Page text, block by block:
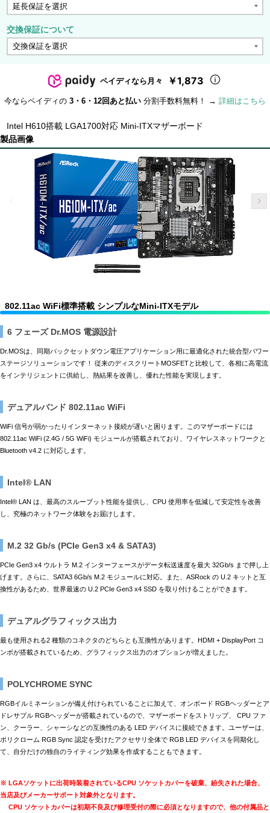
交換保証について
ペイディなら月々 ￥1,873
今ならペイディの 3・6・12回あと払い 分割手数料無料！ → 詳細はこちら
Intel H610搭載 LGA1700対応 Mini-ITXマザーボード
製品画像
802.11ac WiFi標準搭載 シンプルなMini-ITXモデル
6 フェーズ Dr.MOS 電源設計
Dr.MOSは、同期バックセットダウン電圧アプリケーション用に最適化された統合型パワー
ステージソリューションです！ 従来のディスクリートMOSFETと比較して、各相に高電流
をインテリジェントに供給し、熱結果を改善し、優れた性能を実現します。
デュアルバンド 802.11ac WiFi
WiFi 信号が弱かったりインターネット接続が遅いと困ります。このマザーボードには
802.11ac WiFi (2.4G / 5G WiFi) モジュールが搭載されており、ワイヤレスネットワークと
Bluetooth v4.2 に対応します。
Intel® LAN
Intel® LAN は、最高のスループット性能を提供し、CPU 使用率を低減して安定性を改善
し、究極のネットワーク体験をお届けします。
M.2 32 Gb/s (PCIe Gen3 x4 & SATA3)
PCIe Gen3 x4 ウルトラ M.2 インターフェースがデータ転送速度を最大 32Gb/s まで押し上
げます。さらに、SATA3 6Gb/s M.2 モジュールに対応。また、ASRock の U.2 キットと互
換性があるため、世界最速の U.2 PCIe Gen3 x4 SSD を取り付けることができます。
デュアルグラフィックス出力
最も使用される2 種類のコネクタのどちらとも互換性があります。HDMI + DisplayPort コ
ンボが搭載されているため、グラフィックス出力のオプションが増えました。
POLYCHROME SYNC
RGBイルミネーションが備え付けられていることに加えて、オンボード RGBヘッダーとア
ドレサブル RGBヘッダーが搭載されているので、マザーボードをストリップ、 CPU ファ
ン、クーラー、シャーシなどの互換性のある LED デバイスに接続できます。ユーザーは、
ポリクローム RGB Sync 認定を受けたアクセサリ全体で RGB LED デバイスを同期化し
て、自分だけの独自のライティング効果を作成することもできます。
※ LGAソケットに出荷時装着されているCPU ソケットカバーを破棄、紛失された場合、
当店及びメーカーサポート対象外となります。
CPU ソケットカバーは初期不良及び修理受付の際に必須となりますので、他の付属品と